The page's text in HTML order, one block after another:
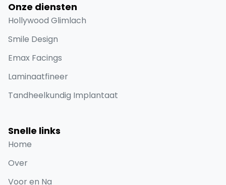
Onze diensten
Hollywood Glimlach
Smile Design
Emax Facings
Laminaatfineer
Tandheelkundig Implantaat
Snelle links
Home
Over
Voor en Na